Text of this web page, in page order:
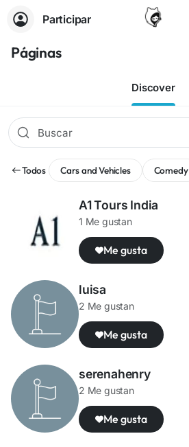
Participar
Páginas
Discover
Todos Cars and Vehicles Comedy
A1 Tours India
1 Me gustan
Me gusta
luisa
2 Me gustan
Me gusta
serenahenry
2 Me gustan
Me gusta